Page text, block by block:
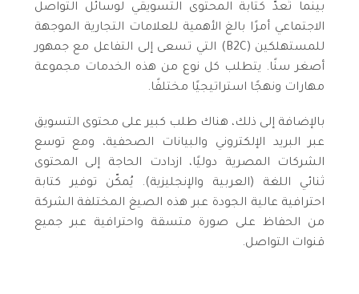
بينما تُعدّ كتابة المحتوى التسويقي لوسائل التواصل
الاجتماعي أمرًا بالغ الأهمية للعلامات التجارية الموجهة
للمستهلكين (B2C) التي تسعى إلى التفاعل مع جمهور
أصغر سنًا. يتطلب كل نوع من هذه الخدمات مجموعة
مهارات ونهجًا استراتيجيًا مختلفًا.
بالإضافة إلى ذلك، هناك طلب كبير على محتوى التسويق
عبر البريد الإلكتروني والبيانات الصحفية، ومع توسع
الشركات المصرية دوليًا، ازدادت الحاجة إلى المحتوى
ثنائي اللغة (العربية والإنجليزية). يُمكّن توفير كتابة
احترافية عالية الجودة عبر هذه الصيغ المختلفة الشركة
من الحفاظ على صورة متسقة واحترافية عبر جميع
قنوات التواصل.